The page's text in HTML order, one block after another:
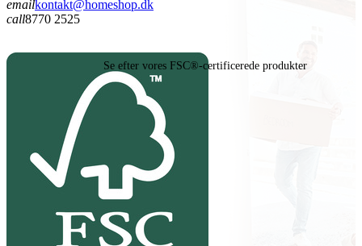
emailkontakt@homeshop.dk
call8770 2525
Se efter vores FSC®-certificerede produkter